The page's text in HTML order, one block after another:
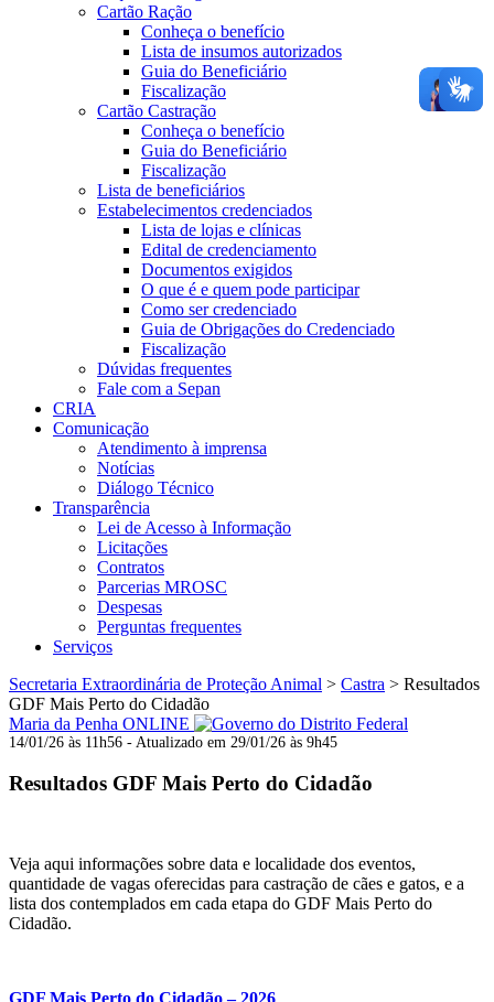
Cartão Ração
Conheça o benefício
Lista de insumos autorizados
Guia do Beneficiário
Fiscalização
Cartão Castração
Conheça o benefício
Guia do Beneficiário
Fiscalização
Lista de beneficiários
Estabelecimentos credenciados
Lista de lojas e clínicas
Edital de credenciamento
Documentos exigidos
O que é e quem pode participar
Como ser credenciado
Guia de Obrigações do Credenciado
Fiscalização
Dúvidas frequentes
Fale com a Sepan
CRIA
Comunicação
Atendimento à imprensa
Notícias
Diálogo Técnico
Transparência
Lei de Acesso à Informação
Licitações
Contratos
Parcerias MROSC
Despesas
Perguntas frequentes
Serviços
Secretaria Extraordinária de Proteção Animal > Castra > Resultados
GDF Mais Perto do Cidadão
Maria da Penha ONLINE
14/01/26 às 11h56 - Atualizado em 29/01/26 às 9h45
Resultados GDF Mais Perto do Cidadão
Veja aqui informações sobre data e localidade dos eventos,
quantidade de vagas oferecidas para castração de cães e gatos, e a
lista dos contemplados em cada etapa do GDF Mais Perto do
Cidadão.